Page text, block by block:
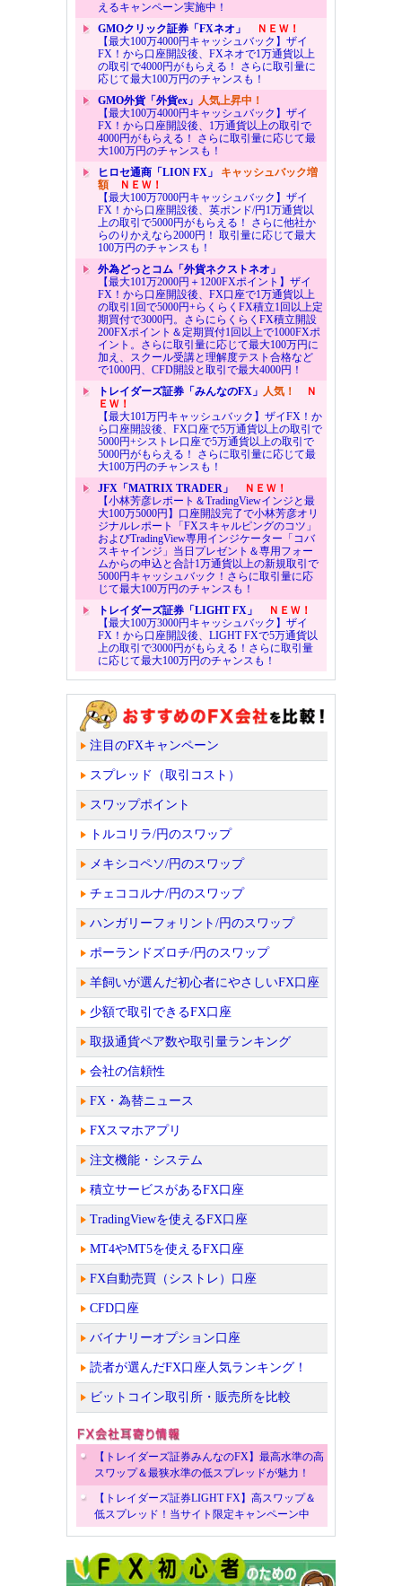
えるキャンペーン実施中！
GMOクリック証券「FXネオ」
ＮＥＷ！
【最大100万4000円キャッシュバック】ザイ
FX！から口座開設後、FXネオで1万通貨以上
の取引で4000円がもらえる！ さらに取引量に
応じて最大100万円のチャンスも！
GMO外貨「外貨ex」 人気上昇中！
【最大100万4000円キャッシュバック】ザイ
FX！から口座開設後、1万通貨以上の取引で
4000円がもらえる！ さらに取引量に応じて最
大100万円のチャンスも！
ヒロセ通商「LION FX」 キャッシュバック増
額ＮＥＷ！
【最大100万7000円キャッシュバック】ザイ
FX！から口座開設後、英ポンド/円1万通貨以
上の取引で5000円がもらえる！ さらに他社か
らのりかえなら2000円！ 取引量に応じて最大
100万円のチャンスも！
外為どっとコム「外貨ネクストネオ」
【最大101万2000円＋1200FXポイント】ザイ
FX！から口座開設後、FX口座で1万通貨以上
の取引1回で5000円+らくらくFX積立1回以上定
期買付で3000円。さらにらくらくFX積立開設
200FXポイント＆定期買付1回以上で1000FXポ
イント。さらに取引量に応じて最大100万円に
加え、スクール受講と理解度テスト合格など
で1000円、CFD開設と取引で最大4000円！
トレイダーズ証券「みんなのFX」 人気！
Ｎ
ＥＷ！
【最大101万円キャッシュバック】ザイFX！か
ら口座開設後、FX口座で5万通貨以上の取引で
5000円+シストレ口座で5万通貨以上の取引で
5000円がもらえる！ さらに取引量に応じて最
大100万円のチャンスも！
JFX「MATRIX TRADER」
ＮＥＷ！
【小林芳彦レポート＆TradingViewインジと最
大100万5000円】口座開設完了で小林芳彦オリ
ジナルレポート「FXスキャルピングのコツ」
およびTradingView専用インジケーター「コバ
スキャインジ」当日プレゼント＆専用フォー
ムからの申込と合計1万通貨以上の新規取引で
5000円キャッシュバック！さらに取引量に応
じて最大100万円のチャンスも！
トレイダーズ証券「LIGHT FX」
ＮＥＷ！
【最大100万3000円キャッシュバック】ザイ
FX！から口座開設後、LIGHT FXで5万通貨以
上の取引で3000円がもらえる！さらに取引量
に応じて最大100万円のチャンスも！
注目のFXキャンペーン
スプレッド（取引コスト）
スワップポイント
トルコリラ/円のスワップ
メキシコペソ/円のスワップ
チェココルナ/円のスワップ
ハンガリーフォリント/円のスワップ
ポーランドズロチ/円のスワップ
羊飼いが選んだ初心者にやさしいFX口座
少額で取引できるFX口座
取扱通貨ペア数や取引量ランキング
会社の信頼性
FX・為替ニュース
FXスマホアプリ
注文機能・システム
積立サービスがあるFX口座
TradingViewを使えるFX口座
MT4やMT5を使えるFX口座
FX自動売買（シストレ）口座
CFD口座
バイナリーオプション口座
読者が選んだFX口座人気ランキング！
ビットコイン取引所・販売所を比較
【トレイダーズ証券みんなのFX】最高水準の高
スワップ＆最狭水準の低スプレッドが魅力！
【トレイダーズ証券LIGHT FX】高スワップ＆
低スプレッド！当サイト限定キャンペーン中